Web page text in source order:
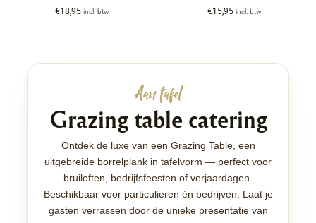
€18,95 incl. btw €15,95 incl. btw
Aan tafel
Grazing table catering
Ontdek de luxe van een Grazing Table, een
uitgebreide borrelplank in tafelvorm — perfect voor
bruiloften, bedrijfsfeesten of verjaardagen.
Beschikbaar voor particulieren én bedrijven. Laat je
gasten verrassen door de unieke presentatie van